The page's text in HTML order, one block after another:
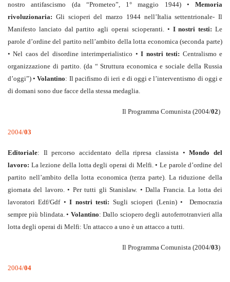
nostro antifascismo (da “Prometeo”, 1° maggio 1944) • Memoria
rivoluzionaria: Gli scioperi del marzo 1944 nell’Italia settentrionale- Il
Manifesto lanciato dal partito agli operai scioperanti. • I nostri testi:Le
parole d’ordine del partito nell’ambito della lotta economica (seconda parte)
• Nel caos del disordine interimperialistico •I nostri testi: Centralismo e
organizzazione di partito. (da “ Struttura economica e sociale della Russia
d’oggi”) •Volantino: Il pacifismo di ieri e di oggi e l’interventismo di oggi e
di domani sono due facce della stessa medaglia.
Il Programma Comunista (2004/02)
2004/03
Editoriale: Il percorso accidentato della ripresa classista •Mondo del
lavoro: La lezione della lotta degli operai di Melfi. • Le parole d’ordine del
partito nell’ambito della lotta economica (terza parte). La riduzione della
giornata del lavoro. • Per tutti gli Stanislaw. • Dalla Francia. La lotta dei
lavoratori Edf/Gdf •I nostri testi: Sugli scioperi (Lenin) • Democrazia
sempre più blindata. • Volantino: Dallo sciopero degli autoferrotranvieri alla
lotta degli operai di Melfi: Un attacco a uno è un attacco a tutti.
Il Programma Comunista (2004/03)
2004/04